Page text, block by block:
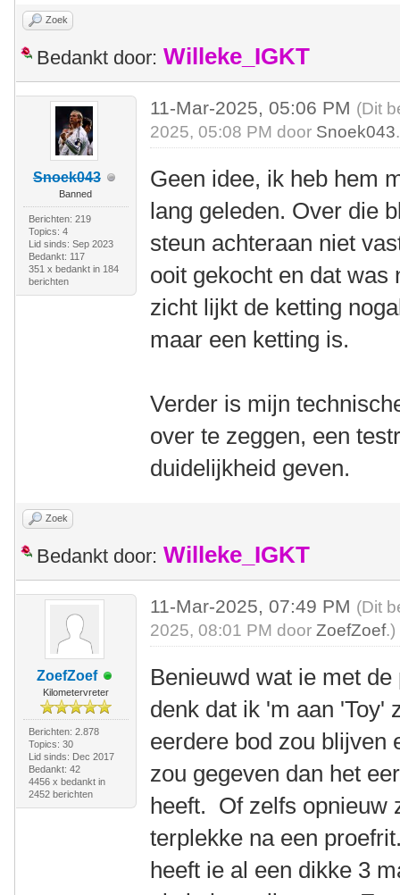
Zoek
Bedankt door: Willeke_IGKT
Snoek043
Banned
Berichten: 219
Topics: 4
Lid sinds: Sep 2023
Bedankt: 117
351 x bedankt in 184
berichten
11-Mar-2025, 05:06 PM (Dit
2025, 05:08 PM door Snoek043
Geen idee, ik heb hem
lang geleden. Over die
steun achteraan niet
ooit gekocht en dat
zicht lijkt de ketting
maar een ketting is.
Verder is mijn
over te zeggen, een
duidelijkheid geven.
Zoek
Bedankt door: Willeke_IGKT
ZoefZoef
Kilometervreter
Berichten: 2.878
Topics: 30
Lid sinds: Dec 2017
Bedankt: 42
4456 x bedankt in
2452 berichten
11-Mar-2025, 07:49 PM (Dit
2025, 08:01 PM doorZoefZoef.)
Benieuwd wat ie met
denk dat ik 'm aan 'Toy'
eerdere bod zou blijven
zou gegeven dan het
heeft. Of zelfs opnieuw
terplekke na een
heeft ie al een dikke 3